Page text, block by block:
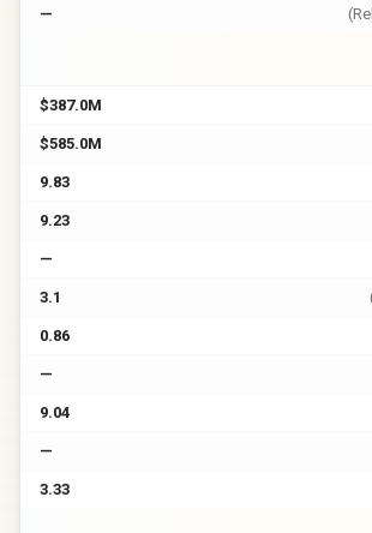
—
$387.0M
$585.0M
9.83
9.23
—
3.1
0.86
—
9.04
—
3.33